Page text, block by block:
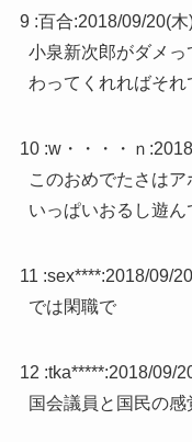
9 :百合:2018/09/20(
小泉新次郎がダメ
わってくれればそれ
10 :w・・・・ｎ :
このおめでたさは
いっぱいおるし遊ん
11 :sex****:2018/09/
では閑職で
12 :tka*****:2018/09/
国会議員と国民の